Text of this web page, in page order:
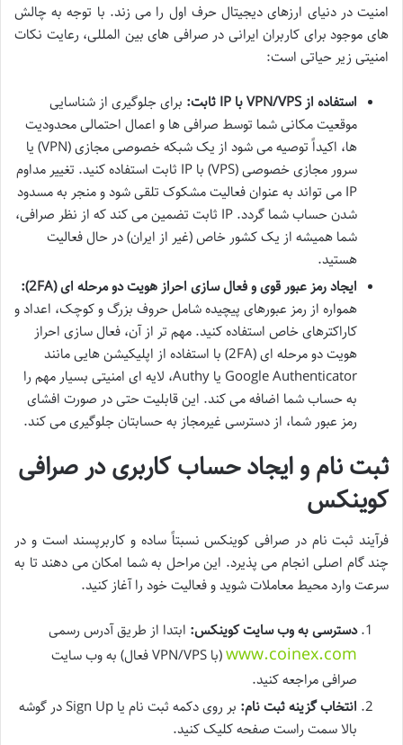
امنیت در دنیای ارزهای دیجیتال حرف اول را می زند. با توجه به چالش
های موجود برای کاربران ایرانی در صرافی های بین المللی، رعایت نکات
امنیتی زیر حیاتی است:
استفاده از VPN/VPS با IP ثابت:
برای جلوگیری از شناسایی
موقعیت مکانی شما توسط صرافی ها و اعمال احتمالی محدودیت
ها، اکیداً توصیه می شود از یک شبکه خصوصی مجازی (VPN) یا
سرور مجازی خصوصی (VPS) با IP ثابت استفاده کنید. تغییر مداوم
IP می تواند به عنوان فعالیت مشکوک تلقی شود و منجر به مسدود
شدن حساب شما گردد. IP ثابت تضمین می کند که از نظر صرافی،
شما همیشه از یک کشور خاص (غیر از ایران) در حال فعالیت
هستید.
ایجاد رمز عبور قوی و فعال سازی احراز هویت دو مرحله ای (2FA):
همواره از رمز عبورهای پیچیده شامل حروف بزرگ و کوچک، اعداد و
کاراکترهای خاص استفاده کنید. مهم تر از آن، فعال سازی احراز
هویت دو مرحله ای (2FA) با استفاده از اپلیکیشن هایی مانند
Google Authenticator یا Authy، لایه ای امنیتی بسیار مهم را
به حساب شما اضافه می کند. این قابلیت حتی در صورت افشای
رمز عبور شما، از دسترسی غیرمجاز به حسابتان جلوگیری می کند.
ثبت نام و ایجاد حساب کاربری در صرافی
کوینکس
فرآیند ثبت نام در صرافی کوینکس نسبتاً ساده و کاربرپسند است و در
چند گام اصلی انجام می پذیرد. این مراحل به شما امکان می دهند تا به
سرعت وارد محیط معاملات شوید و فعالیت خود را آغاز کنید.
دسترسی به وب سایت کوینکس: ابتدا از طریق آدرس رسمی
www.coinex.com
(با VPN/VPS فعال) به وب سایت
صرافی مراجعه کنید.
انتخاب گزینه ثبت نام:
بر روی دکمه ثبت نام یا Sign Up در گوشه
بالا سمت راست صفحه کلیک کنید.